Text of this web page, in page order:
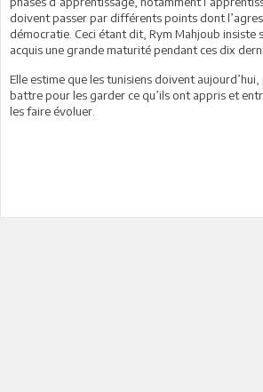
doivent passer par différents points dont
démocratie. Ceci étant dit, Rym Mahjoub insiste
acquis une grande maturité pendant ces dix
Elle estime que les tunisiens doivent aujourd’hui,
battre pour les garder ce qu’ils ont appris et
les faire évoluer.